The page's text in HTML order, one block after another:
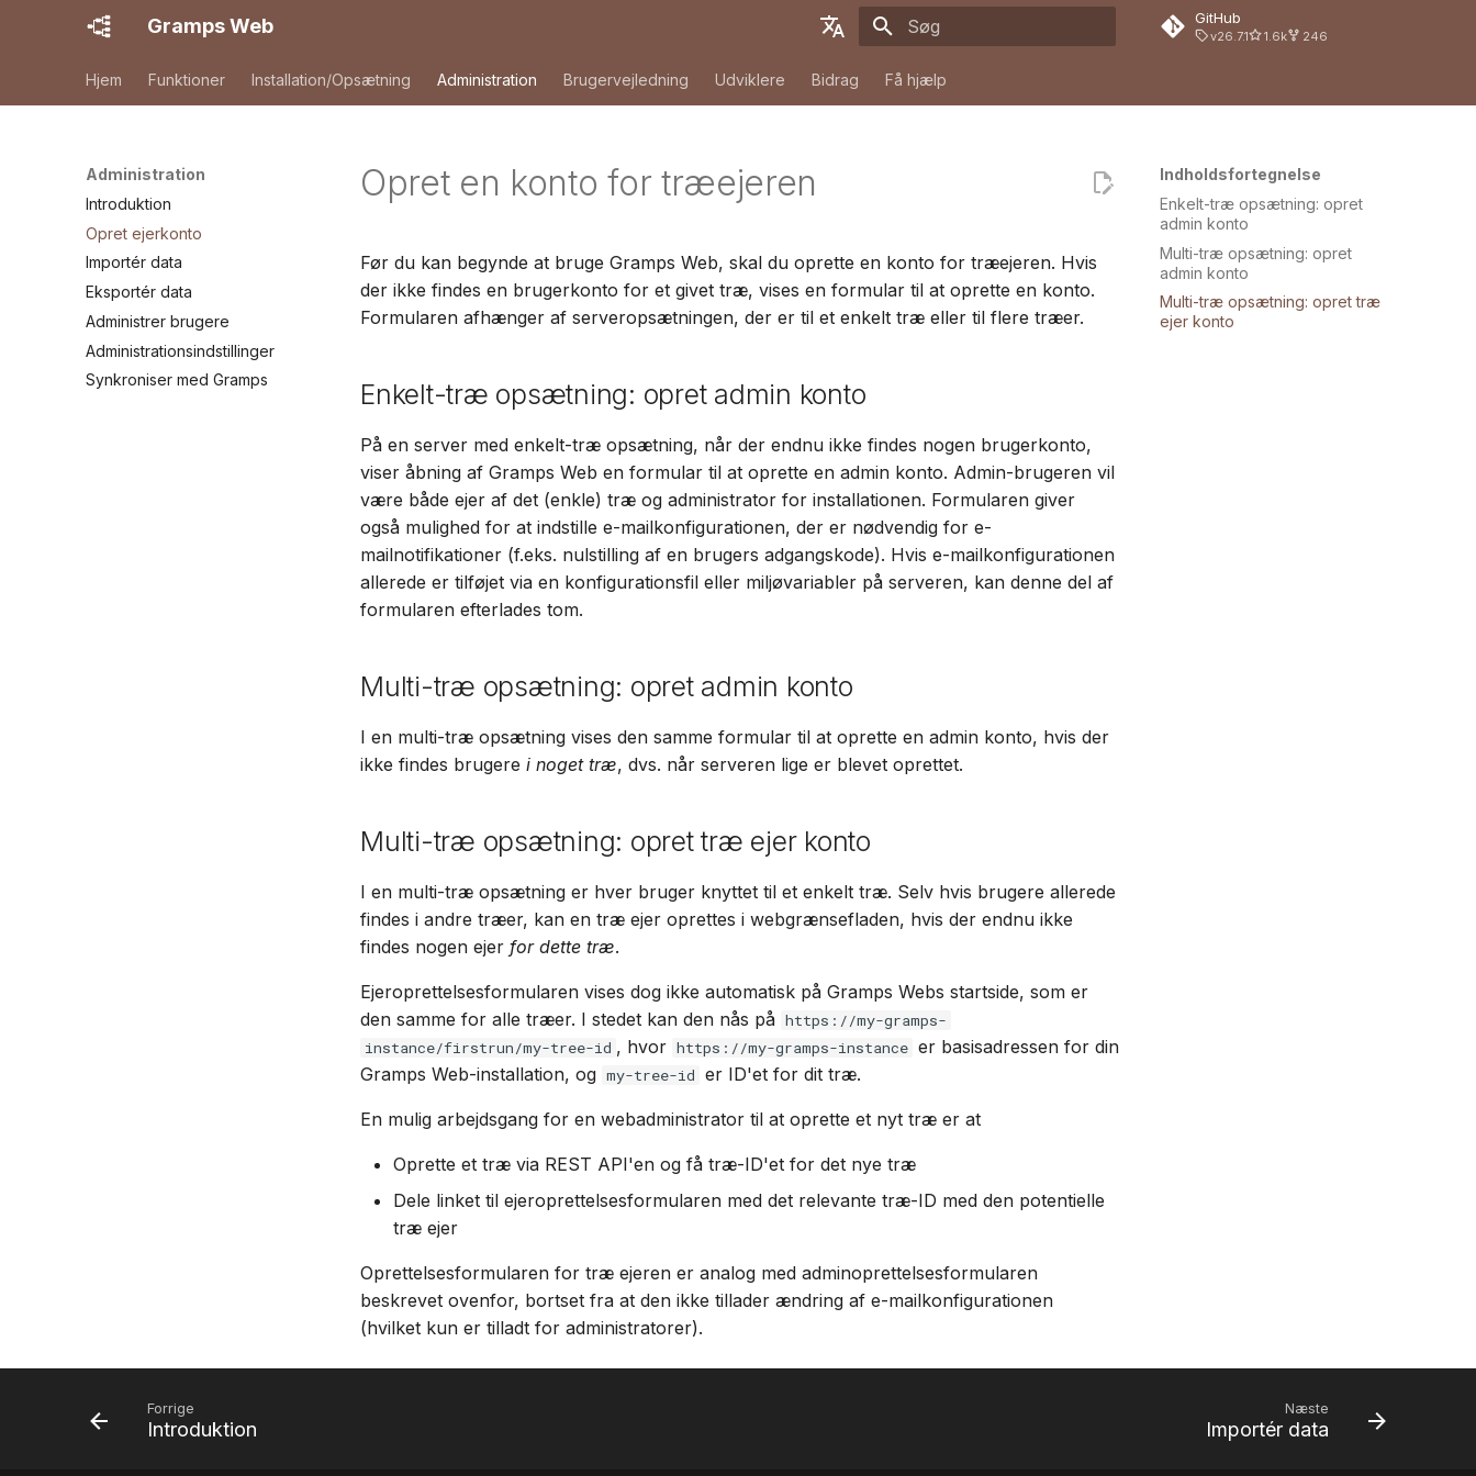
Gramps Web
English
Español
Tiếng Việt
Türkçe
Português
日本語
Dansk
Italiano
Українська
GitHub
v26.7.1 1.6k 246
Hjem Funktioner Installation/Opsætning Administration Brugervejledning Udviklere Bidrag Få hjælp
Administration
Introduktion
Opret ejerkonto
Importér data
Eksportér data
Administrer brugere
Administrationsindstillinger
Synkroniser med Gramps
Indholdsfortegnelse
Enkelt-træ opsætning: opret
admin konto
Multi-træ opsætning: opret
admin konto
Multi-træ opsætning: opret træ
ejer konto
Opret en konto for træejeren
Før du kan begynde at bruge Gramps Web, skal du oprette en konto for træejeren. Hvis
der ikke findes en brugerkonto for et givet træ, vises en formular til at oprette en konto.
Formularen afhænger af serveropsætningen, der er til et enkelt træ eller til flere træer.
Enkelt-træ opsætning: opret admin konto
På en server med enkelt-træ opsætning, når der endnu ikke findes nogen brugerkonto,
viser åbning af Gramps Web en formular til at oprette en admin konto. Admin-brugeren vil
være både ejer af det (enkle) træ og administrator for installationen. Formularen giver
også mulighed for at indstille e-mailkonfigurationen, der er nødvendig for e-
mailnotifikationer (f.eks. nulstilling af en brugers adgangskode). Hvis e-mailkonfigurationen
allerede er tilføjet via en konfigurationsfil eller miljøvariabler på serveren, kan denne del af
formularen efterlades tom.
Multi-træ opsætning: opret admin konto
I en multi-træ opsætning vises den samme formular til at oprette en admin konto, hvis der
ikke findes brugere i noget træ, dvs. når serveren lige er blevet oprettet.
Multi-træ opsætning: opret træ ejer konto
I en multi-træ opsætning er hver bruger knyttet til et enkelt træ. Selv hvis brugere allerede
findes i andre træer, kan en træ ejer oprettes i webgrænsefladen, hvis der endnu ikke
findes nogen ejer for dette træ.
Ejeroprettelsesformularen vises dog ikke automatisk på Gramps Webs startside, som er
den samme for alle træer. I stedet kan den nås på https://my-gramps-
instance/firstrun/my-tree-id , hvor https://my-gramps-instance er basisadressen for din
Gramps Web-installation, og my-tree-id er ID'et for dit træ.
En mulig arbejdsgang for en webadministrator til at oprette et nyt træ er at
Oprette et træ via REST API'en og få træ-ID'et for det nye træ
Dele linket til ejeroprettelsesformularen med det relevante træ-ID med den potentielle
træ ejer
Oprettelsesformularen for træ ejeren er analog med adminoprettelsesformularen
beskrevet ovenfor, bortset fra at den ikke tillader ændring af e-mailkonfigurationen
(hvilket kun er tilladt for administratorer).
Forrige
Introduktion
Næste
Importér data